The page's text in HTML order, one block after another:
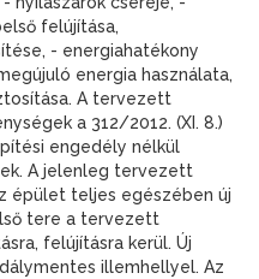
felújítása,
- energiahatékony
energia használata,
A tervezett
a 312/2012. (XI. 8.)
engedély nélkül
A jelenleg tervezett
épület teljes egészében új
tere a tervezett
felújításra kerül. Új
illemhellyel. Az